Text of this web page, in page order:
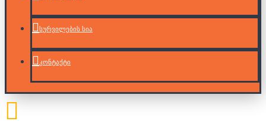
სურვილების სია
კონტაქტი